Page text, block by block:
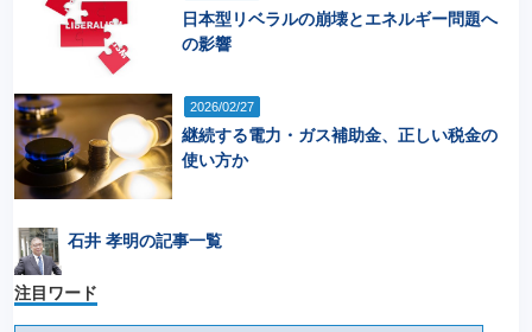
日本型リベラルの崩壊とエネルギー問題へ
の影響
2026/02/27
継続する電力・ガス補助金、正しい税金の
使い方か
石井 孝明の記事一覧
注目ワード